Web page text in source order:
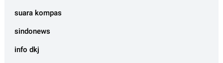
suara kompas
sindonews
info dkj